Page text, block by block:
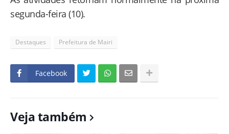
segunda-feira (10).
Destaques Prefeitura de Mairi
Facebook
Veja também